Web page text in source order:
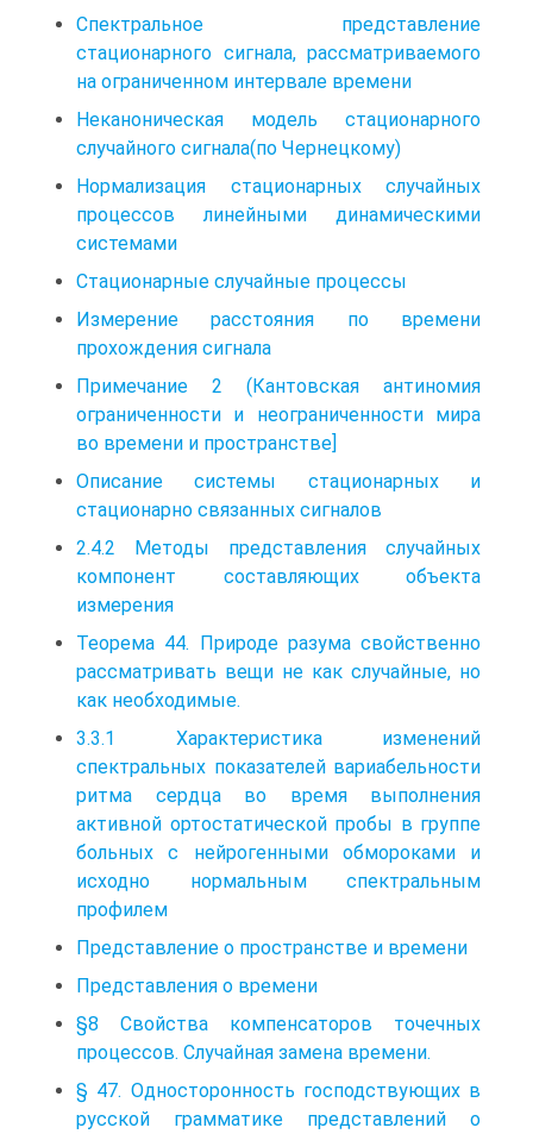
Спектральное представление
стационарного сигнала, рассматриваемого
на ограниченном интервале времени
Неканоническая модель стационарного
случайного сигнала(по Чернецкому)
Нормализация стационарных случайных
процессов линейными динамическими
системами
Стационарные случайные процессы
Измерение расстояния по времени
прохождения сигнала
Примечание 2 (Кантовская антиномия
ограниченности и неограниченности мира
во времени и пространстве]
Описание системы стационарных и
стационарно связанных сигналов
2.4.2 Методы представления случайных
компонент составляющих объекта
измерения
Теорема 44. Природе разума свойственно
рассматривать вещи не как случайные, но
как необходимые.
3.3.1 Характеристика изменений
спектральных показателей вариабельности
ритма сердца во время выполнения
активной ортостатической пробы в группе
больных с нейрогенными обмороками и
исходно нормальным спектральным
профилем
Представление о пространстве и времени
Представления о времени
§8 Свойства компенсаторов точечных
процессов. Случайная замена времени.
§ 47. Односторонность господствующих в
русской грамматике представлений о